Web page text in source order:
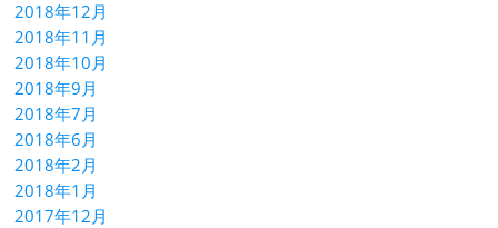
2018年12月
2018年11月
2018年10月
2018年9月
2018年7月
2018年6月
2018年2月
2018年1月
2017年12月